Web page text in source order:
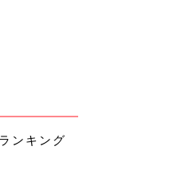
ンキング